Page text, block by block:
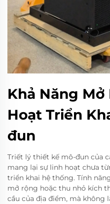
Khả Năng Mở
Hoạt Triển
đun
Triết lý thiết kế mô-đun của
mang lại sự linh hoạt chưa
triển khai hệ thống. Tính
mở rộng hoặc thu nhỏ kích
cầu của địa điểm, mà không